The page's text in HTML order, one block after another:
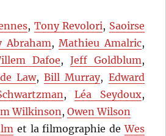
, Tony Revolori, Saoirse
Abraham,Mathieu Amalric,
Dafoe, Jeff Goldblum,
Law,Bill Murray, Edward
,Léa Seydoux,
Wilkinson,Owen Wilson
et la filmographie deWes